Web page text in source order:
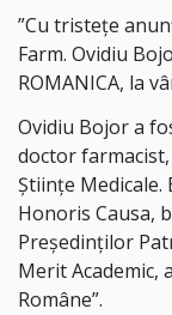
”Cu tristeţe
Farm. Ovidiu
ROMANICA, la
Ovidiu Bojor a
doctor
Științe
Honoris Causa,
Președinților
Merit Academic,
Române”.